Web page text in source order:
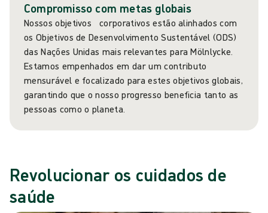
Compromisso com metas globais
Nossos objetivos corporativos estão alinhados com
os Objetivos de Desenvolvimento Sustentável (ODS)
das Nações Unidas mais relevantes para Mölnlycke.
Estamos empenhados em dar um contributo
mensurável e focalizado para estes objetivos globais,
garantindo que o nosso progresso beneficia tanto as
pessoas como o planeta.
Revolucionar os cuidados de
saúde